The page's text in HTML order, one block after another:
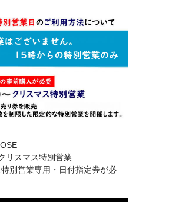
スマス特別営業
特別営業専用・日付指定券が必